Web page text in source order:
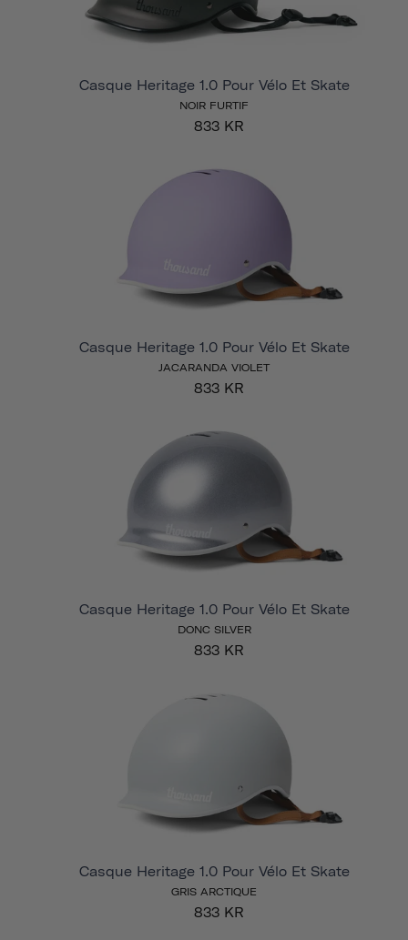
Casque Heritage 1.0 Pour Vélo Et Skate
NOIR FURTIF
833 KR
Casque Heritage 1.0 Pour Vélo Et Skate
JACARANDA VIOLET
833 KR
Casque Heritage 1.0 Pour Vélo Et Skate
DONC SILVER
833 KR
Casque Heritage 1.0 Pour Vélo Et Skate
GRIS ARCTIQUE
833 KR